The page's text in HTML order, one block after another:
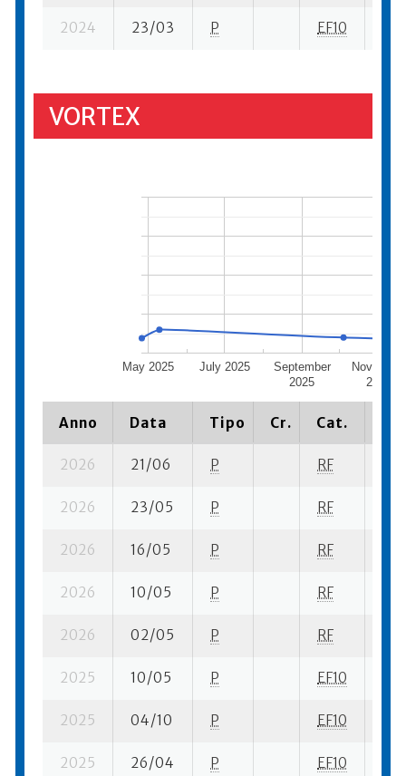
2024 23/03 P EF10
VORTEX
May 2025 July 2025
September
2025
November
2025
Anno Data Tipo Cr. Cat.
2026 21/06 P RF
2026 23/05 P RF
2026 16/05 P RF
2026 10/05 P RF
2026 02/05 P RF
2025 10/05 P EF10
2025 04/10 P EF10
2025 26/04 P EF10